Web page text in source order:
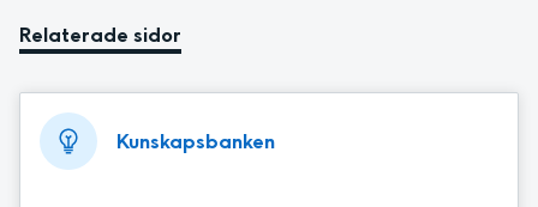
Relaterade sidor
Kunskapsbanken